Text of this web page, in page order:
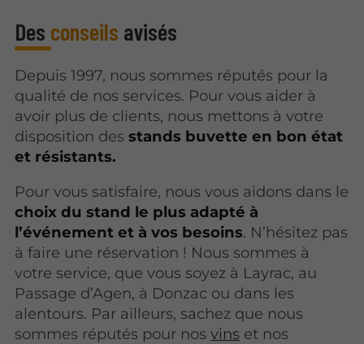
Des conseils avisés
Depuis 1997, nous sommes réputés pour la
qualité de nos services. Pour vous aider à
avoir plus de clients, nous mettons à votre
disposition desstands buvette en bon état
et résistants.
Pour vous satisfaire, nous vous aidons dans le
choix du stand le plus adapté à
l’événement et à vos besoins. N’hésitez pas
à faire une réservation ! Nous sommes à
votre service, que vous soyez à Layrac, au
Passage d’Agen, à Donzac ou dans les
alentours. Par ailleurs, sachez que nous
sommes réputés pour nosvins et nos